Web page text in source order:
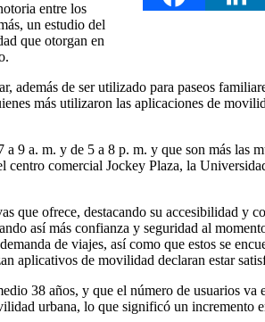
entre los
un estudio del
que otorgan en
además de ser utilizado para paseos
más utilizaron las aplicaciones de
9 a. m. y de 5 a 8 p. m. y que son más las
centro comercial Jockey Plaza, la
que ofrece, destacando su accesibilidad y
así más confianza y seguridad al
de viajes, así como que estos se
aplicativos de movilidad declaran estar
38 años, y que el número de usuarios va
urbana, lo que significó un incremento